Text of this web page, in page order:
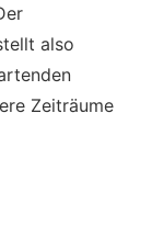
also
Zeiträume